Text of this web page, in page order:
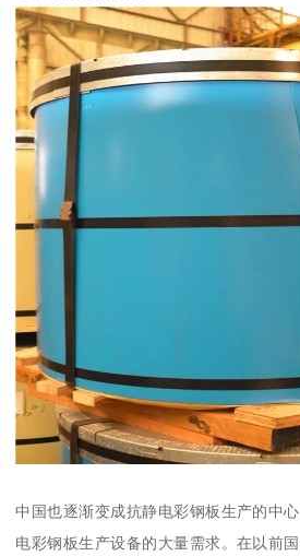
中国也逐渐变成抗静电彩钢板生产的中
电彩钢板生产设备的大量需求。在以前